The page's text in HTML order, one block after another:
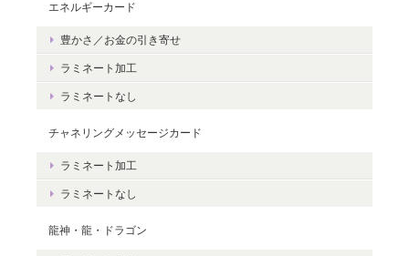
豊かさを受け取る♪豊かさ・豊かさの循環／エネルギーカード
2020/06/09
エネルギーカードを無事に受け取りました。 見ているだけで幸せ
した。 きっと温かく見守って頂けると思います。 末永く大切に致
しますね。 この度は本当にどうもありがとうございました。
無事にお手元に届き、安心いたしまし
エネルギーカード
豊かさ／お金の引き寄せ
ラミネート加工
ラミネートなし
チャネリングメッセージカード
ラミネート加工
ラミネートなし
龍神・龍・ドラゴン